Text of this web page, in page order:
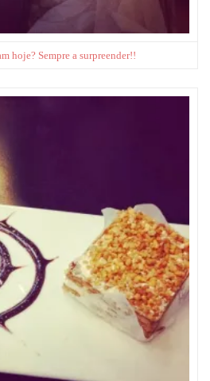
hoje? Sempre a surpreender!!